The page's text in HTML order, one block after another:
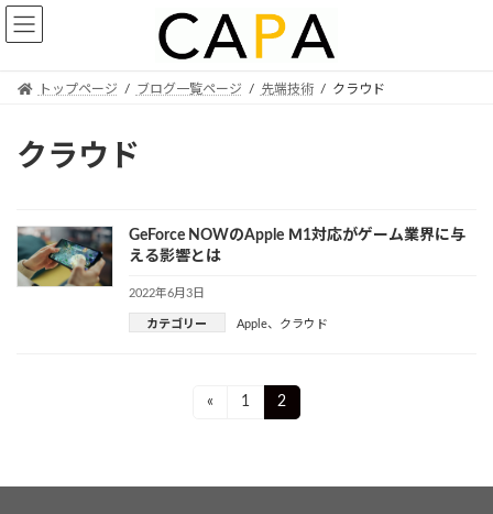
Skip
the
Skip
the
トップページ ブログ一覧ページ 先端技術 クラウド
クラウド
GeForce NOWのApple Ｍ1対応がゲーム業界に与
える影響とは
2022年6月3日
カテゴリー Apple、 クラウド
« Page
1 Page
2